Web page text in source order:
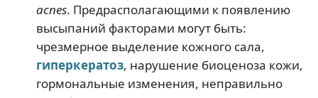
acnes. Предрасполагающими к появлению
высыпаний факторами могут быть:
чрезмерное выделение кожного сала,
гиперкератоз, нарушение биоценоза кожи,
гормональные изменения, неправильно